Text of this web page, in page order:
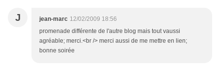
J jean-marc 12/02/2009 18:56
promenade différente de l'autre blog mais tout vaussi
agréable; merci.<br /> merci aussi de me mettre en lien;
bonne soirée